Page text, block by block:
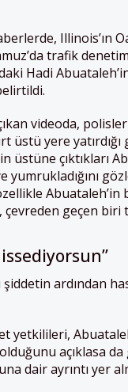
Illinois’ın
trafik
Hadi
videoda,
üstü yere
üstüne çıktıkları
yumrukladığını
Abuataleh’in
çevreden geçen biri
şiddetin ardından
yetkilileri,
açıklasa
dair ayrıntı yer